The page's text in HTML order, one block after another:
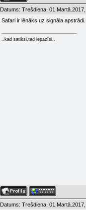
Datums: Trešdiena,
Safari ir lēnāks uz signāla
..kad satiksi,tad iepazīsi..
Datums: Trešdiena,